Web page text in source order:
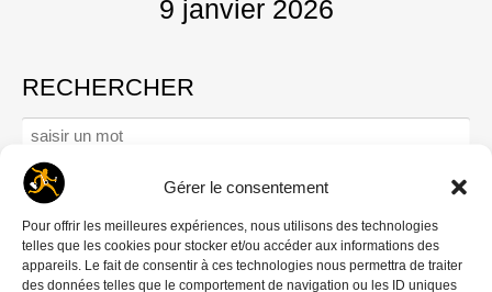
Gérer le consentement
Pour offrir les meilleures expériences, nous utilisons des technologies
telles que les cookies pour stocker et/ou accéder aux informations des
appareils. Le fait de consentir à ces technologies nous permettra de traiter
des données telles que le comportement de navigation ou les ID uniques
9 janvier 2026
RECHERCHER
Rechercher :
Se connecter
Mot de passe oublié ?